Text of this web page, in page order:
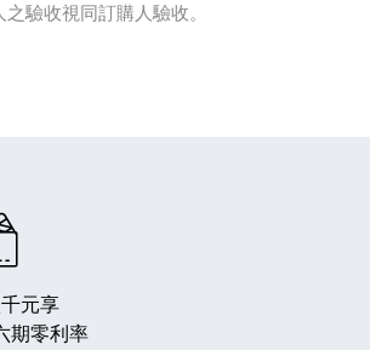
驗收視同訂購人驗收。
元享
期零利率